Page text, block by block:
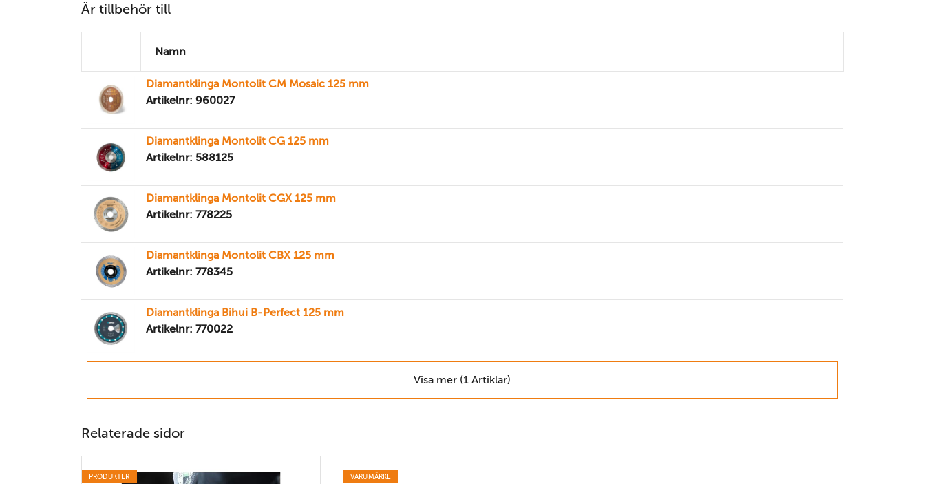
Är tillbehör till
Namn
Diamantklinga Montolit CM Mosaic 125 mm
Artikelnr: 960027
Diamantklinga Montolit CG 125 mm
Artikelnr: 588125
Diamantklinga Montolit CGX 125 mm
Artikelnr: 778225
Diamantklinga Montolit CBX 125 mm
Artikelnr: 778345
Diamantklinga Bihui B-Perfect 125 mm
Artikelnr: 770022
Visa mer (1 Artiklar)
Relaterade sidor
PRODUKTER VARUMÄRKE